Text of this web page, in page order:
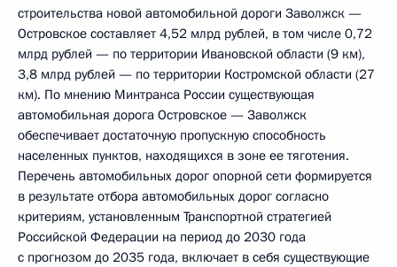
строительства новой автомобильной дороги Заволжск —
Островское составляет 4,52 млрд рублей, в том числе 0,72
млрд рублей — по территории Ивановской области (9 км),
3,8 млрд рублей — по территории Костромской области (27
км). По мнению Минтранса России существующая
автомобильная дорога Островское — Заволжск
обеспечивает достаточную пропускную способность
населенных пунктов, находящихся в зоне ее тяготения.
Перечень автомобильных дорог опорной сети формируется
в результате отбора автомобильных дорог согласно
критериям, установленным Транспортной стратегией
Российской Федерации на период до 2030 года
с прогнозом до 2035 года, включает в себя существующие